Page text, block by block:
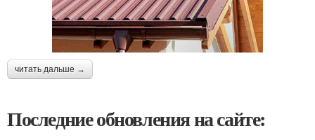
читать дальше →
Последние обновления на сайте: